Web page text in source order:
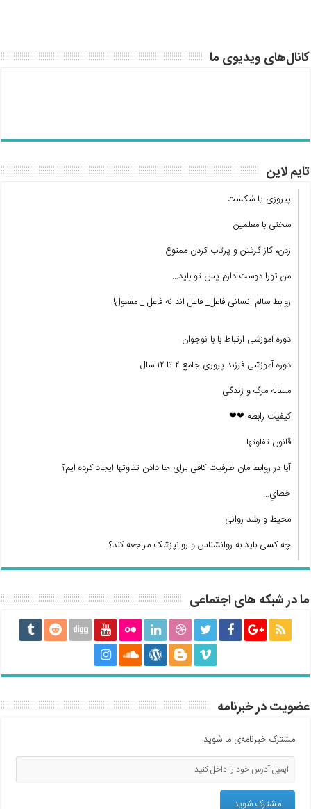
کانال‌های ویدیوی ما
تایم لاین
پیروزی یا شکست
سخنی با معلمین
زدن، گاز گرفتن و پرتاب کردن ممنوع
من تورا دوست دارم پس تو باید…
روابط سالم انسانی فاعل_ فاعل اند نه فاعل _ مفعول!
دوره آموزشی ارتباط با با نوجوان
دوره آموزشی فرزند پروری جامع ۲ تا ۱۲ سال
مساله مرگ و زندگی
کیفیت رابطه ❤❤
قانون تفاوتها
آیا در روابط مان ظرفیت کافی برای جا دادن تفاوتها ایجاد کرده ایم؟
خطایِ…
محیط و رشد روانی
چه کسی باید به روانشناس و روانپزشک مراجعه کند؟
ما در شبکه های اجتماعی
عضویت در خبرنامه
مشترک خبرنامه‌ی ما شوید.